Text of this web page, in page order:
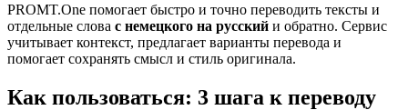
PROMT.One помогает быстро и точно переводить тексты и
отдельные слова с немецкого на русский и обратно. Сервис
учитывает контекст, предлагает варианты перевода и
помогает сохранять смысл и стиль оригинала.
Как пользоваться: 3 шага к переводу